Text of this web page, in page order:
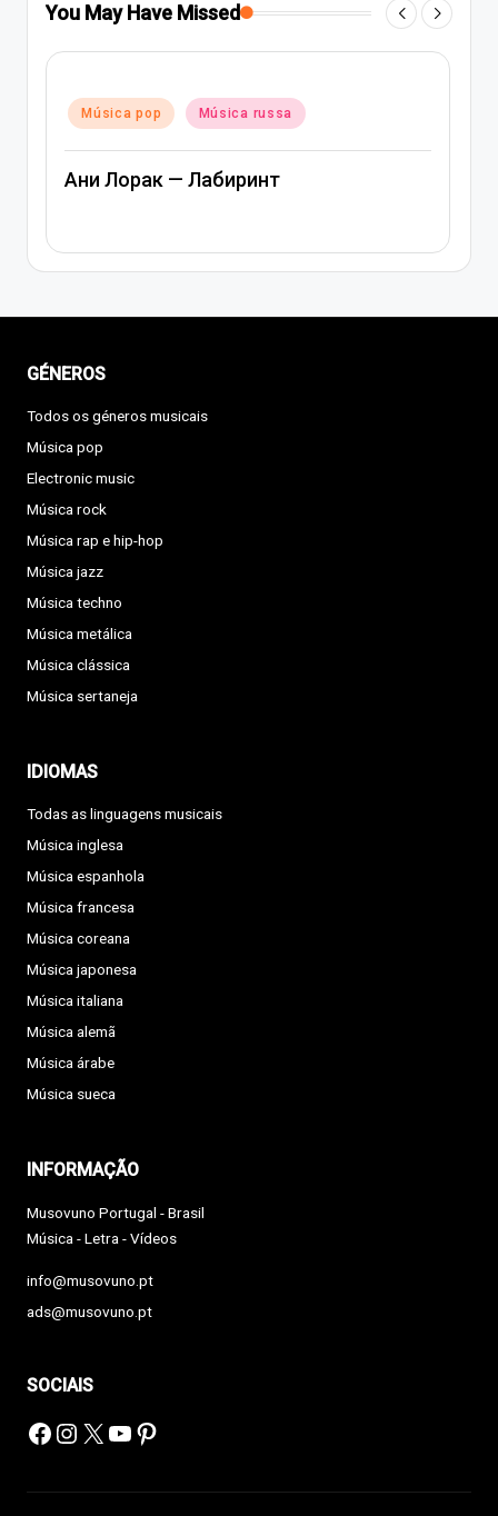
You May Have Missed
Posted
in
Música pop Música russa
Ани Лорак — Лабиринт
GÉNEROS
Todos os géneros musicais
Música pop
Electronic music
Música rock
Música rap e hip-hop
Música jazz
Música techno
Música metálica
Música clássica
Música sertaneja
IDIOMAS
Todas as linguagens musicais
Música inglesa
Música espanhola
Música francesa
Música coreana
Música japonesa
Música italiana
Música alemã
Música árabe
Música sueca
INFORMAÇÃO
Musovuno Portugal - Brasil
Música - Letra - Vídeos
info@musovuno.pt
ads@musovuno.pt
SOCIAIS
Facebook
Instagram
X YouTube
Pinterest